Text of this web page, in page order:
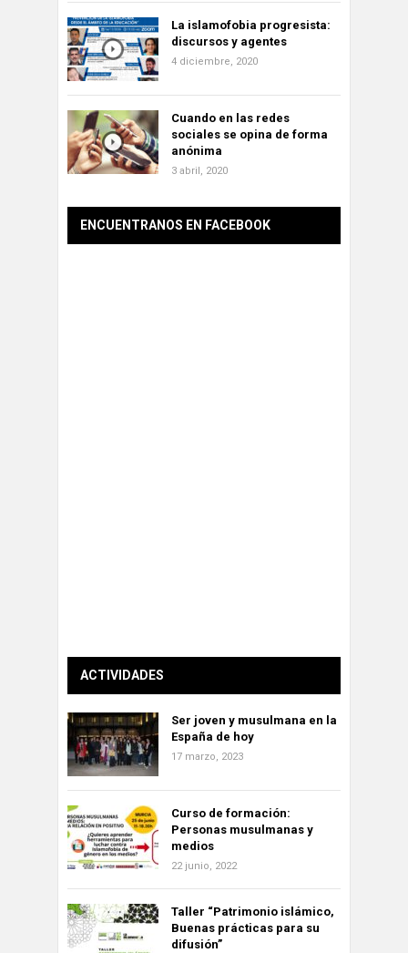
La islamofobia progresista:
discursos y agentes
4 diciembre, 2020
Cuando en las redes
sociales se opina de forma
anónima
3 abril, 2020
ENCUENTRANOS EN FACEBOOK
ACTIVIDADES
Ser joven y musulmana en la
España de hoy
17 marzo, 2023
Curso de formación:
Personas musulmanas y
medios
22 junio, 2022
Taller “Patrimonio islámico,
Buenas prácticas para su
difusión”